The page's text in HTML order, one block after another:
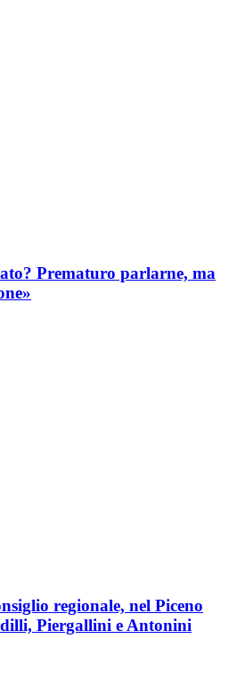
Prematuro parlarne, ma
regionale, nel Piceno
Piergallini e Antonini